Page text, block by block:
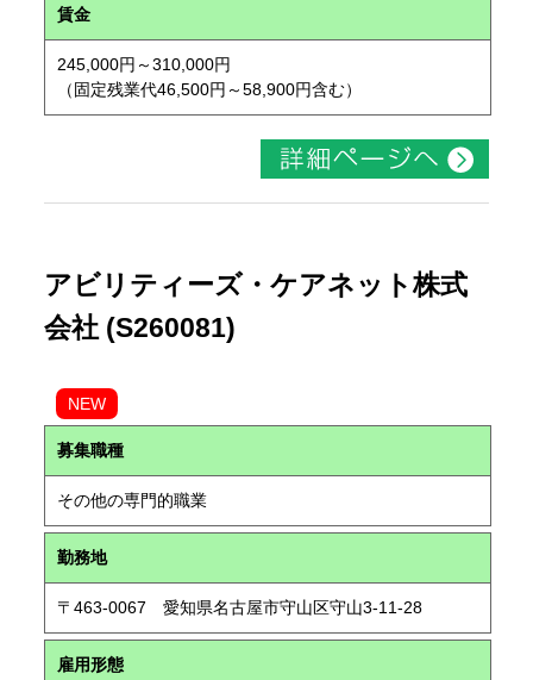
賃金
245,000円～310,000円
（固定残業代46,500円～58,900円含む）
アビリティーズ・ケアネット株式
会社 (S260081)
NEW
募集職種
その他の専門的職業
勤務地
〒463-0067 愛知県名古屋市守山区守山3-11-28
雇用形態